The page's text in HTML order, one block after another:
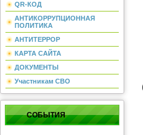
QR-КОД
АНТИКОРРУПЦИОННАЯ
ПОЛИТИКА
АНТИТЕРРОР
КАРТА САЙТА
ДОКУМЕНТЫ
Участникам СВО
СОБЫТИЯ